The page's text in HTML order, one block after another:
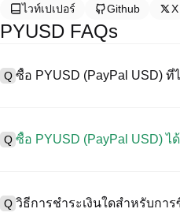
ไวท์เปเปอร์
Github X
PYUSD FAQs
Q ซื้อ PYUSD (PayPal USD) ที่
ใช้งานง่าย สภาพคล่องสูง และเค
ขายคริปโทเคอร์เรนซีที่หลากหล
1. สร้างบัญชีและตรวจสอบ KYC
2. ทุนในบัญชีของคุณด้วยเคอร์เร
Q ซื้อ PYUSD (PayPal USD) ไ
และทรัพย์สินดิจิทัลคุณภาพสูงมากม
Q วิธีการชำระเงินใดสำหรับกา